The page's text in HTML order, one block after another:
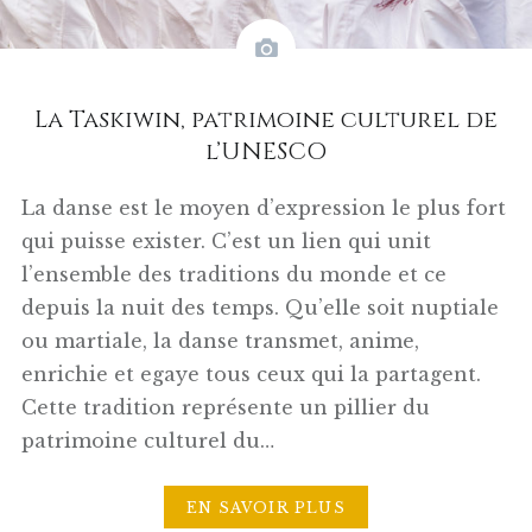
La Taskiwin, patrimoine culturel de
l’UNESCO
La danse est le moyen d’expression le plus fort
qui puisse exister. C’est un lien qui unit
l’ensemble des traditions du monde et ce
depuis la nuit des temps. Qu’elle soit nuptiale
ou martiale, la danse transmet, anime,
enrichie et egaye tous ceux qui la partagent.
Cette tradition représente un pillier du
patrimoine culturel du…
EN SAVOIR PLUS